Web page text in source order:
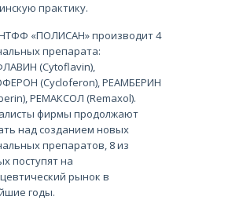
практику.
«ПОЛИСАН» производит 4
препарата:
(Cytoflavin),
(Cycloferon), РЕАМБЕРИН
РЕМАКСОЛ (Remaxol).
фирмы продолжают
над созданием новых
препаратов, 8 из
поступят на
рынок в
годы.